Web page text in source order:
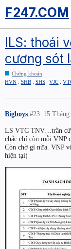
F247.COM
ILS: thoái
cương sót
Chứng khoán
HVN
SHB SHS ,VJC ,
Bigboys 15
#23
LS VTC TNV…trần
chắc chỉ còn mỗi VNP
Còn chờ gì nữa. VNP
hiện tại)